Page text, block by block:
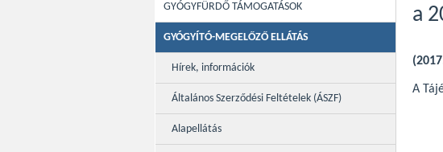
GYÓGYFÜRDŐ TÁMOGATÁSOK
GYÓGYÍTÓ-MEGELŐZŐ ELLÁTÁS
Hírek, információk
Általános Szerződési Feltételek (ÁSZF)
Alapellátás
a
A